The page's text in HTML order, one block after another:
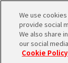
バンダイナ
We use
provide social
We also share
our social
Cookie Policy